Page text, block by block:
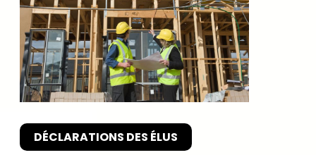
DÉCLARATIONS DES ÉLUS